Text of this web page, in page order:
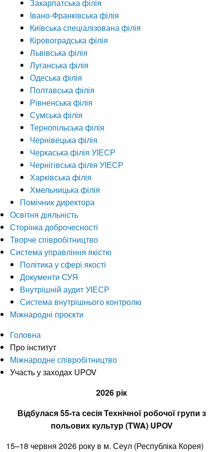
Закарпатська філія
Івано-Франківська філія
Київська спеціалізована філія
Кіровоградська філія
Львівська філія
Луганська філія
Одеська філія
Полтавська філія
Рівненська філія
Сумська філія
Тернопільська філія
Чернівецька філія
Черкаська філія УІЕСР
Чернігівська філія УІЕСР
Харківська філія
Хмельницька філія
Помічник директора
Освітня діяльність
Сторінка доброчесності
Творче співробітництво
Система управління якістю
Політика у сфері якості
Документи СУЯ
Внутрішній аудит УІЕСР
Система внутрішнього контролю
Міжнародні проєкти
Головна
Про інститут
Міжнародне співробітництво
Участь у заходах UPOV
2026 рік
Відбулася 55-та сесія Технічної робочої групи з
польових культур (TWA) UPOV
15–18 червня 2026 року в м. Сеул (Республіка Корея)